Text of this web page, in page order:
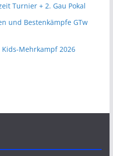
Turnier + 2. Gau Pokal
und Bestenkämpfe GTw
Mehrkampf 2026